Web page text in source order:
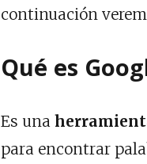
continuación
Qué es
Es una
para encontrar